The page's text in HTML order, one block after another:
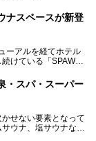
目ポイントを詳しく
春」に訪れる方や、
す。
り温浴施設で、阪急
・リラックス・漫画
設なので、一日中ゆ
われており、“とと
ントです。
友人同士やカップル
ったり。
ナスペースが新登
ーアルを経てホテル
けている「SPAWO
（土）に、新たな浴
ナを携えてリニュー
れにリニューアル
、リニューアルプレ
回はそのリニューア
・スパ・スーパー
せない要素となって
ウナ、塩サウナな